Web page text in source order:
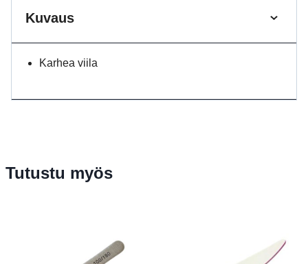
Kuvaus
Karhea viila
Tutustu myös